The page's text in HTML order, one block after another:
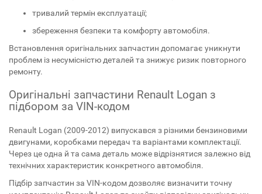
тривалий термін експлуатації;
збереження безпеки та комфорту автомобіля.
Встановлення оригінальних запчастин допомагає уникнути
проблем із несумісністю деталей та знижує ризик повторного
ремонту.
Оригінальні запчастини Renault Logan з
підбором за VIN-кодом
Renault Logan (2009-2012) випускався з різними бензиновими
двигунами, коробками передач та варіантами комплектації.
Через це одна й та сама деталь може відрізнятися залежно від
технічних характеристик конкретного автомобіля.
Підбір запчастин за VIN-кодом дозволяє визначити точну